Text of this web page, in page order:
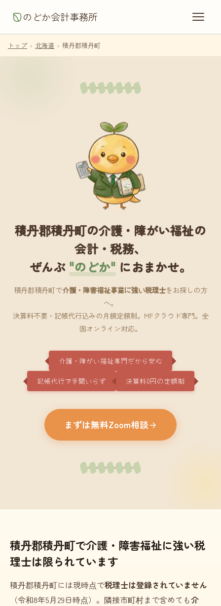
のどか会計事務所
トップ › 北海道 › 積丹郡積丹町
積丹郡積丹町の介護・障がい福祉の
会計・税務、
ぜんぶ "のどか" におまかせ。
積丹郡積丹町で介護・障害福祉事業に強い税理士をお探しの方
へ。
決算料不要・記帳代行込みの月額定額制。MFクラウド専門。全
国オンライン対応。
介護・障がい福祉専門だから安心
記帳代行で手間いらず 決算料0円の定額制
まずは無料Zoom相談
積丹郡積丹町で介護・障害福祉に強い税
理士は限られています
積丹郡積丹町には現時点で税理士は登録されていません
（令和8年5月29日時点）。隣接市町村まで含めても介